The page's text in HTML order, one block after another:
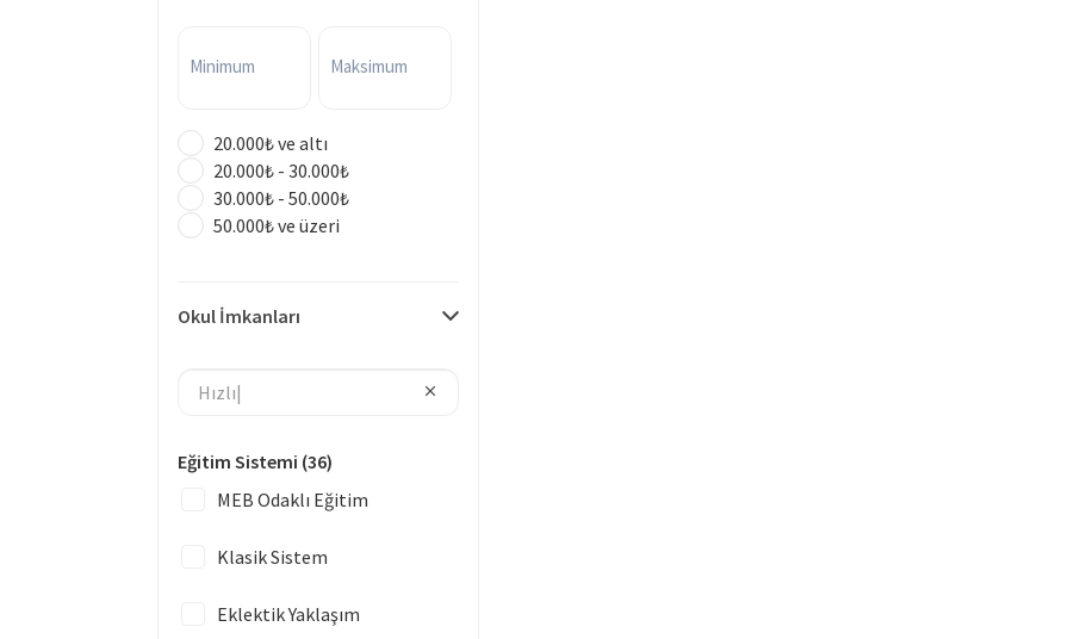
Minimum Maksimum
20.000₺ ve altı
20.000₺ - 30.000₺
30.000₺ - 50.000₺
50.000₺ ve üzeri
Okul İmkanları
Eğitim Sistemi (36)
MEB Odaklı Eğitim
Klasik Sistem
Eklektik Yaklaşım